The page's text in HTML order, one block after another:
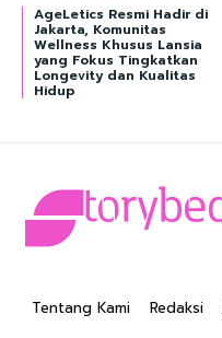
AgeLetics Resmi Hadir di
Jakarta, Komunitas
Wellness Khusus Lansia
yang Fokus Tingkatkan
Longevity dan Kualitas
Hidup
Tentang Kami Redaksi